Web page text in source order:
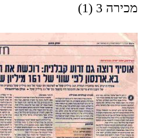
מכירה 3 (1)